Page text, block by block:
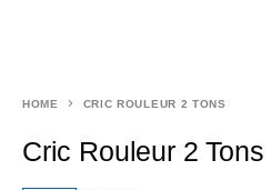
HOME CRIC ROULEUR 2 TONS
Cric Rouleur 2 Tons